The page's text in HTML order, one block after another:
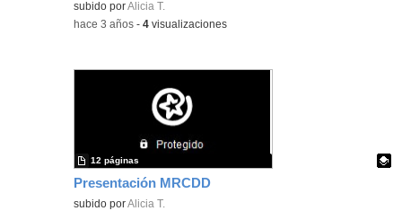
subido porAlicia T.
-hace 3 años -4 visualizaciones
Presentación MRCDD
Contenido educativo.
subido porAlicia T.
12 páginas